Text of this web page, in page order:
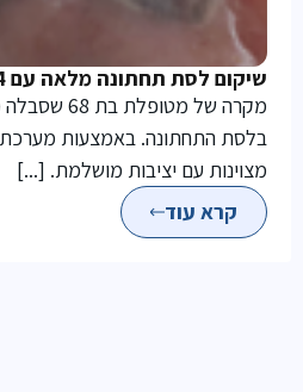
שיקום לסת תחתונה מלאה עם 4 שתלים
מקרה של
בלסת התחתונה. באמצעות מערכת
מצוינות עם יציבות מושלמת. [...]
קרא עוד